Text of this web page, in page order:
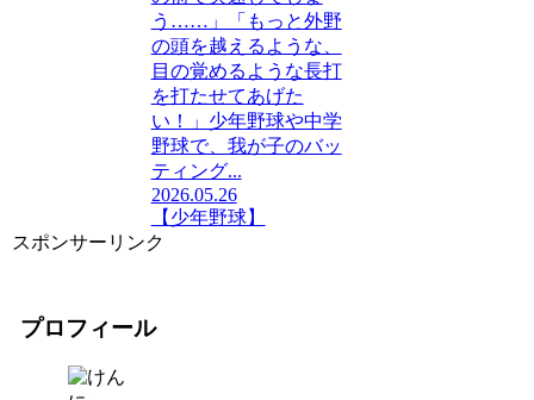
う……」「もっと外野
の頭を越えるような、
目の覚めるような長打
を打たせてあげた
い！」少年野球や中学
野球で、我が子のバッ
ティング...
2026.05.26
【少年野球】
スポンサーリンク
プロフィール